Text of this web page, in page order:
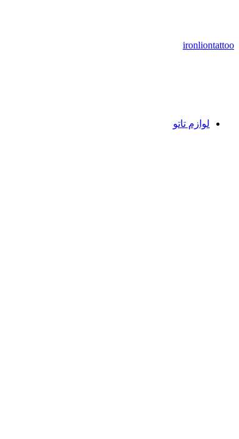
ironliontattoo
لوازم تاتو